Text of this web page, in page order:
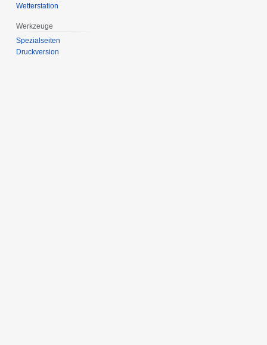
Wetterstation
Werkzeuge
Spezialseiten
Druckversion